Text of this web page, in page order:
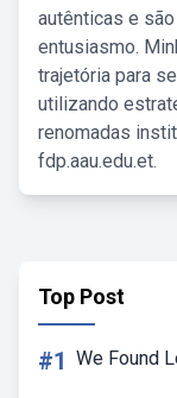
autênticas e
entusiasmo.
trajetória para
utilizando
renomadas
fdp.aau.edu.et.
Top Post
#1 We Found